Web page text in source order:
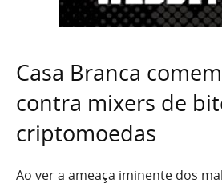
Casa Branca
contra mixers de
criptomoedas
Ao ver a ameaça iminente dos